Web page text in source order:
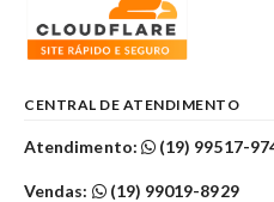
CENTRAL DE ATENDIMENTO
Atendimento: (19) 99517-
Vendas: (19) 99019-8929